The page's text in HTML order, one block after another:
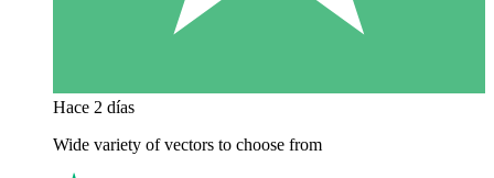
Hace 2 días
Wide variety of vectors to choose from